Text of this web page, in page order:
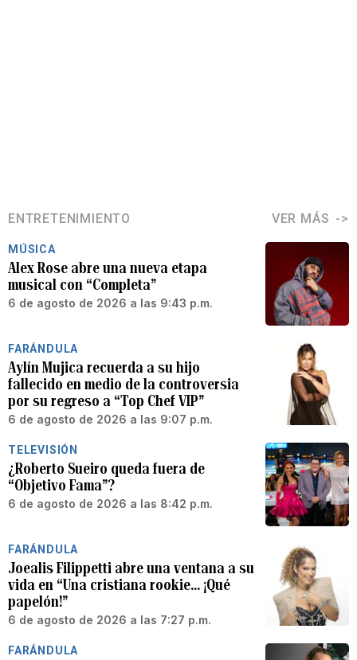
ENTRETENIMIENTO VER MÁS
MÚSICA
Alex Rose abre una nueva etapa
musical con “Completa”
6 de agosto de 2026 a las 9:43 p.m.
FARÁNDULA
Aylín Mujica recuerda a su hijo
fallecido en medio de la controversia
por su regreso a “Top Chef VIP”
6 de agosto de 2026 a las 9:07 p.m.
TELEVISIÓN
¿Roberto Sueiro queda fuera de
“Objetivo Fama”?
6 de agosto de 2026 a las 8:42 p.m.
FARÁNDULA
Joealis Filippetti abre una ventana a su
vida en “Una cristiana rookie… ¡Qué
papelón!”
6 de agosto de 2026 a las 7:27 p.m.
FARÁNDULA